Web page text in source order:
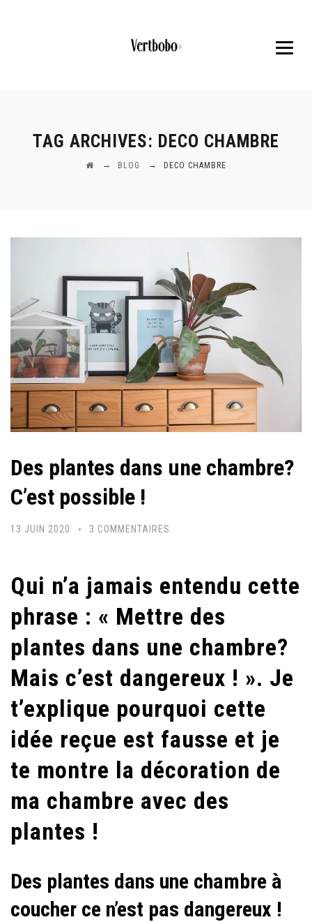
TAG ARCHIVES: DECO CHAMBRE
→ BLOG → DECO CHAMBRE
Des plantes dans une chambre?
C’est possible !
13 JUIN 2020 3 COMMENTAIRES
DANS
CHAMBRE?
C’EST
!
Qui n’a jamais entendu cette
phrase : « Mettre des
plantes dans une chambre?
Mais c’est dangereux ! ». Je
t’explique pourquoi cette
idée reçue est fausse et je
te montre la décoration de
ma chambre avec des
plantes !
Des plantes dans une chambre à
coucher ce n’est pas dangereux !